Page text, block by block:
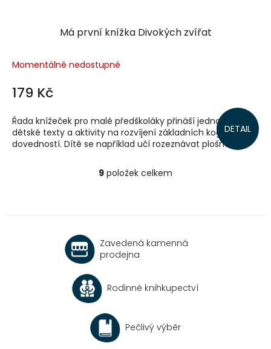
Má první knížka Divokých zvířat
Momentálně nedostupné
179 Kč
DETAIL
Řada knížeček pro malé předškoláky přináší jednoduché
dětské texty a aktivity na rozvíjení základních kognitivních
dovedností. Dítě se například učí rozeznávat plošné...
O
c
í
r
v
v
9 položek celkem
Zavedená kamenná
prodejna
Rodinné knihkupectví
Pečlivý výběr